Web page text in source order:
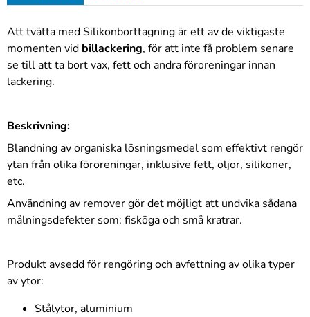
Att tvätta medSilikonborttagningär ett av de viktigaste
momenten vid billackering, för att inte få problem senare
se till att ta bort vax, fett och andra föroreningar innan
lackering.
Beskrivning:
Blandning av organiska lösningsmedel som effektivt rengör
ytan från olika föroreningar, inklusive fett, oljor, silikoner,
etc.
Användning av remover gör det möjligt att undvika sådana
målningsdefekter som: fisköga och små kratrar.
Produkt avsedd för rengöring och avfettning av olika typer
av ytor:
Stålytor, aluminium